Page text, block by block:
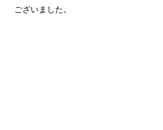
ございました。